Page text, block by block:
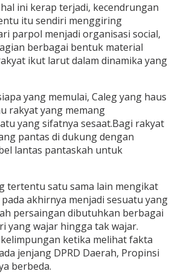
ini kerap terjadi, kecendrungan
itu sendiri menggiring
parpol menjadi organisasi social,
berbagai bentuk material
ikut larut dalam dinamika yang
yang memulai, Caleg yang haus
rakyat yang memang
yang sifatnya sesaat.Bagi rakyat
pantas di dukung dengan
lantas pantaskah untuk
tertentu satu sama lain mengikat
akhirnya menjadi sesuatu yang
persaingan dibutuhkan berbagai
yang wajar hingga tak wajar.
ketika melihat fakta
jenjang DPRD Daerah, Propinsi
berbeda.